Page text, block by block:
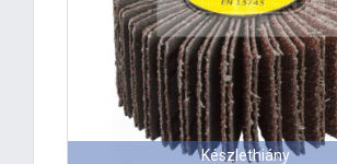
Készlethiány